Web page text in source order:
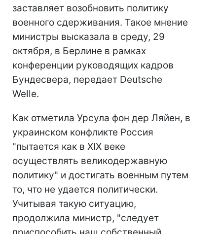
заставляет возобновить политику
военного сдерживания. Такое мнение
министры высказала в среду, 29
октября, в Берлине в рамках
конференции руководящих кадров
Бундесвера, передает Deutsche
Welle.
Как отметила Урсула фон дер Ляйен, в
украинском конфликте Россия
"пытается как в XIX веке
осуществлять великодержавную
политику" и достигать военным путем
то, что не удается политически.
Учитывая такую ситуацию,
продолжила министр, "следует